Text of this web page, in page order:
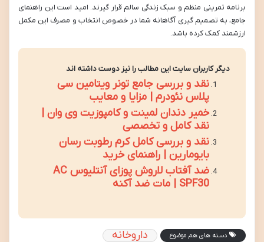
برنامه تمرینی منظم و سبک زندگی سالم قرار گیرند. امید است این راهنمای
جامع، به تصمیم گیری آگاهانه شما در خصوص انتخاب و مصرف این مکمل
ارزشمند کمک کرده باشد.
دیگر کاربران سایت این مطالب را نیز دوست داشته اند
نقد و بررسی جامع تونر ویتامین سی
پلاس نئودرم | مزایا و معایب
خمیر دندان لمینت و کامپوزیت وی وان |
نقد کامل و تخصصی
نقد و بررسی کامل کرم رطوبت رسان
بایومارین | راهنمای خرید
ضد آفتاب لاروش پوزای آنتلیوس AC
SPF30 | مات ضد آکنه
دسته های هم موضوع داروخانه